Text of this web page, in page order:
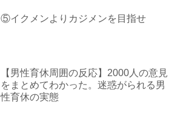
⑤イクメンよりカジメンを目指せ
【男性育休周囲の反応】2000人の意見
をまとめてわかった。迷惑がられる男
性育休の実態